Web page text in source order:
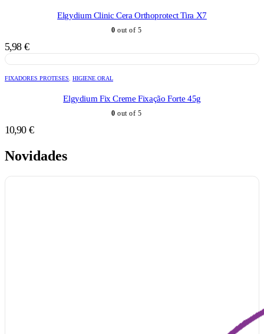
Elgydium Clinic Cera Orthoprotect Tira X7
0 out of 5
5,98 €
FIXADORES PROTESES HIGIENE ORAL
Elgydium Fix Creme Fixação Forte 45g
0 out of 5
10,90 €
Novidades